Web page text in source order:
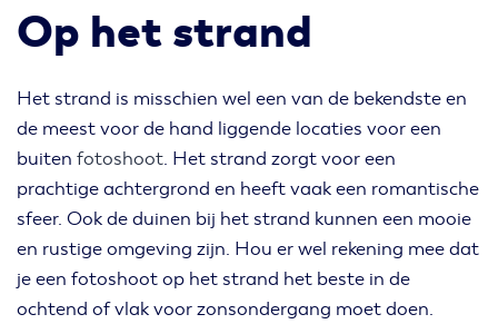
Op het strand
Het strand is misschien wel een van de bekendste en
de meest voor de hand liggende locaties voor een
buiten fotoshoot. Het strand zorgt voor een
prachtige achtergrond en heeft vaak een romantische
sfeer. Ook de duinen bij het strand kunnen een mooie
en rustige omgeving zijn. Hou er wel rekening mee dat
je een fotoshoot op het strand het beste in de
ochtend of vlak voor zonsondergang moet doen.